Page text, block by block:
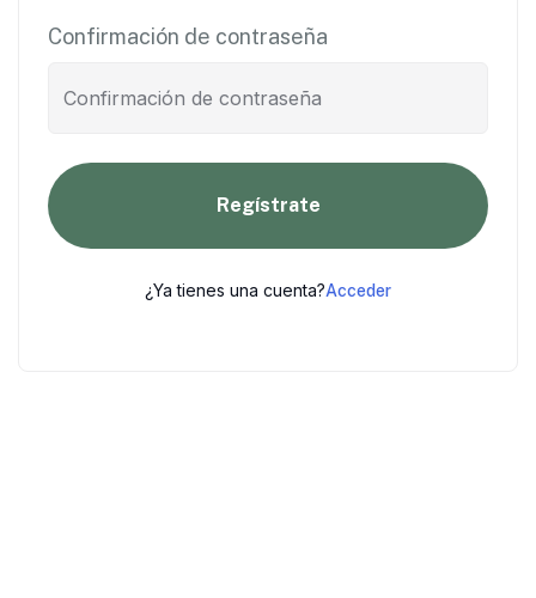
Confirmación de contraseña
Regístrate
¿Ya tienes una cuenta?Acceder